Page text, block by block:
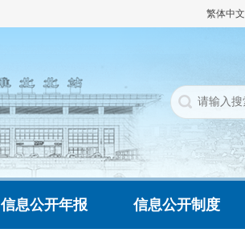
繁体中文
信息公开年报 信息公开制度